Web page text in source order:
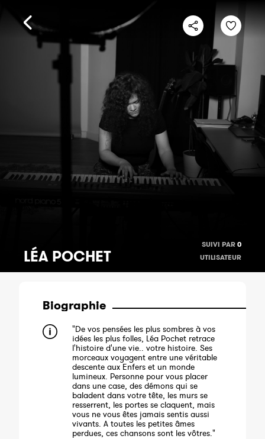
LÉA POCHET
SUIVI PAR 0
UTILISATEUR
Biographie
"De vos pensées les plus sombres à vos
idées les plus folles, Léa Pochet retrace
l'histoire d'une vie.. votre histoire. Ses
morceaux voyagent entre une véritable
descente aux Enfers et un monde
lumineux. Personne pour vous placer
dans une case, des démons qui se
baladent dans votre tête, les murs se
resserrent, les portes se claquent, mais
vous ne vous êtes jamais sentis aussi
vivants. A toutes les petites âmes
perdues, ces chansons sont les vôtres."